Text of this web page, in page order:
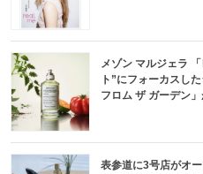
メゾン マルジェラ
ト”にフォーカスし
フロム ザ ガーデン」
表参道に3号店がオ